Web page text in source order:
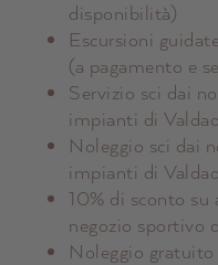
disponibilità)
Escursioni
(a pagamento e
Servizio sci dai
impianti di
Noleggio sci dai
impianti di
10% di sconto su
negozio sportivo
Noleggio gratuito